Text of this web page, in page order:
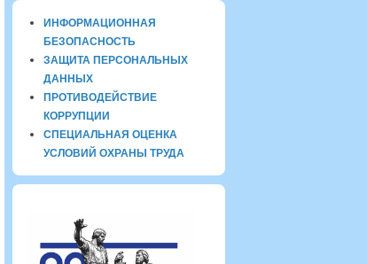
ИНФОРМАЦИОННАЯ
БЕЗОПАСНОСТЬ
ЗАЩИТА ПЕРСОНАЛЬНЫХ
ДАННЫХ
ПРОТИВОДЕЙСТВИЕ
КОРРУПЦИИ
СПЕЦИАЛЬНАЯ ОЦЕНКА
УСЛОВИЙ ОХРАНЫ ТРУДА